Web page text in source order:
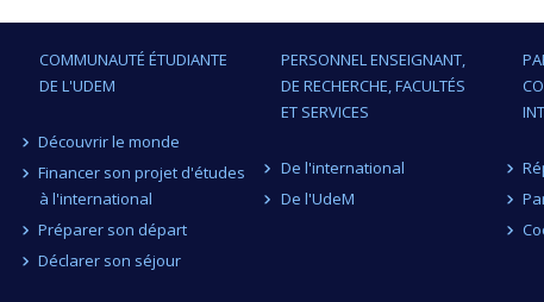
COMMUNAUTÉ ÉTUDIANTE
DE L'UDEM
Découvrir le monde
Financer son projet d'études
à l'international
Préparer son départ
Déclarer son séjour
PERSONNEL ENSEIGNANT,
DE RECHERCHE, FACULTÉS
ET SERVICES
De l'international
De l'UdeM